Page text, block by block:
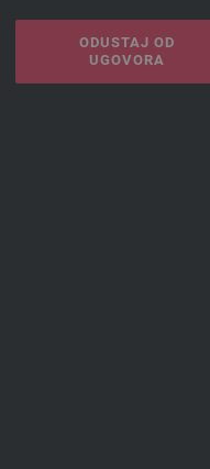
ODUSTAJ OD
UGOVORA